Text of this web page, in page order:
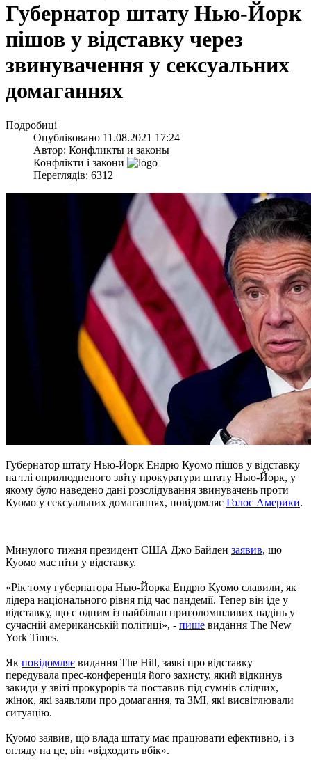
​Губернатор штату Нью-Йорк
пішов у відставку через
звинувачення у сексуальних
домаганнях
Подробиці
Опубліковано 11.08.2021 17:24
Автор: Конфликты и законы
Конфлікти і закони
Переглядів: 6312
Губернатор штату Нью-Йорк Ендрю Куомо пішов у відставку
на тлі оприлюдненого звіту прокуратури штату Нью-Йорк, у
якому було наведено дані розслідування звинувачень проти
Куомо у сексуальних домаганнях, повідомляє Голос Америки.
Минулого тижня президент США Джо Байден заявив, що
Куомо має піти у відставку.
«Рік тому губернатора Нью-Йорка Ендрю Куомо славили, як
лідера національного рівня під час пандемії. Тепер він іде у
відставку, що є одним із найбільш приголомшливих падінь у
сучасній американській політиці», - пише видання The New
York Times.
Як повідомляє видання The Hill, заяві про відставку
передувала прес-конференція його захисту, який відкинув
закиди у звіті прокурорів та поставив під сумнів слідчих,
жінок, які заявляли про домагання, та ЗМІ, які висвітлювали
ситуацію.
Куомо заявив, що влада штату має працювати ефективно, і з
огляду на це, він «відходить вбік».